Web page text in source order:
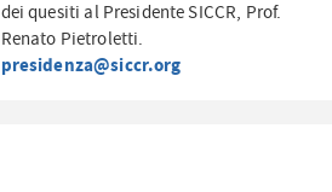
dei quesiti al Presidente SICCR, Prof.
Renato Pietroletti.
presidenza@siccr.org